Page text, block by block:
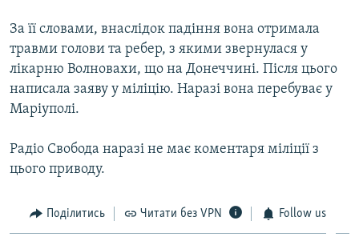
За її словами, внаслідок падіння вона отримала
травми голови та ребер, з якими звернулася у
лікарню Волновахи, що на Донеччині. Після цього
написала заяву у міліцію. Наразі вона перебуває у
Маріуполі.
Радіо Свобода наразі не має коментаря міліції з
цього приводу.
Поділитись Читати без VPN Follow us